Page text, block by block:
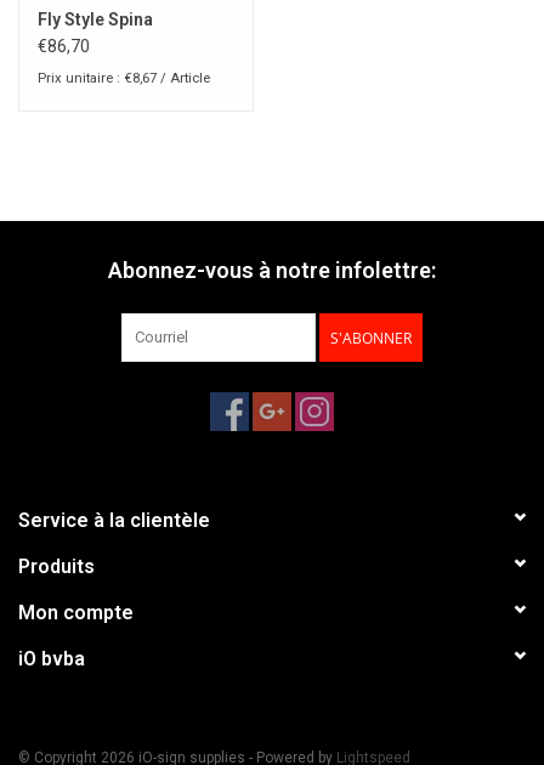
Fly Style Spina
€86,70
Prix unitaire : €8,67 / Article
Abonnez-vous à notre infolettre:
S'ABONNER
Service à la clientèle
Produits
Mon compte
iO bvba
© Copyright 2026 iO-sign supplies - Powered by Lightspeed